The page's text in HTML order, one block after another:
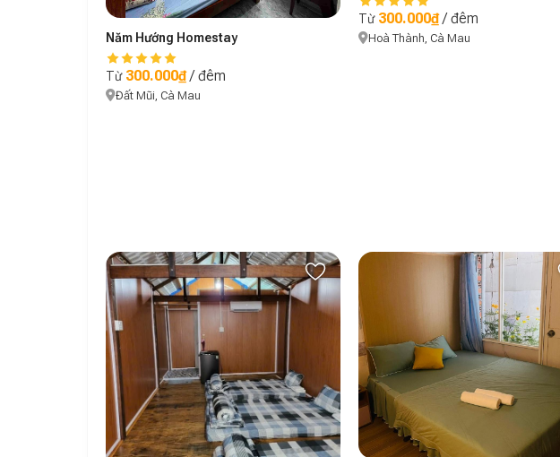
Năm Hướng Homestay
Từ 300.000₫/ đêm
Đất Mũi, Cà Mau
Từ 300.000₫/ đêm
Hoà Thành, Cà Mau